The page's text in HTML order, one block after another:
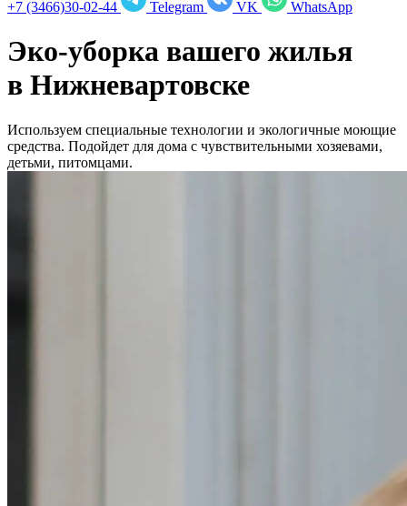
+7 (3466)30-02-44 Telegram VK WhatsApp
Эко-уборка вашего жилья
в Нижневартовске
Используем специальные технологии и экологичные моющие
средства. Подойдет для дома с чувствительными хозяевами,
детьми, питомцами.